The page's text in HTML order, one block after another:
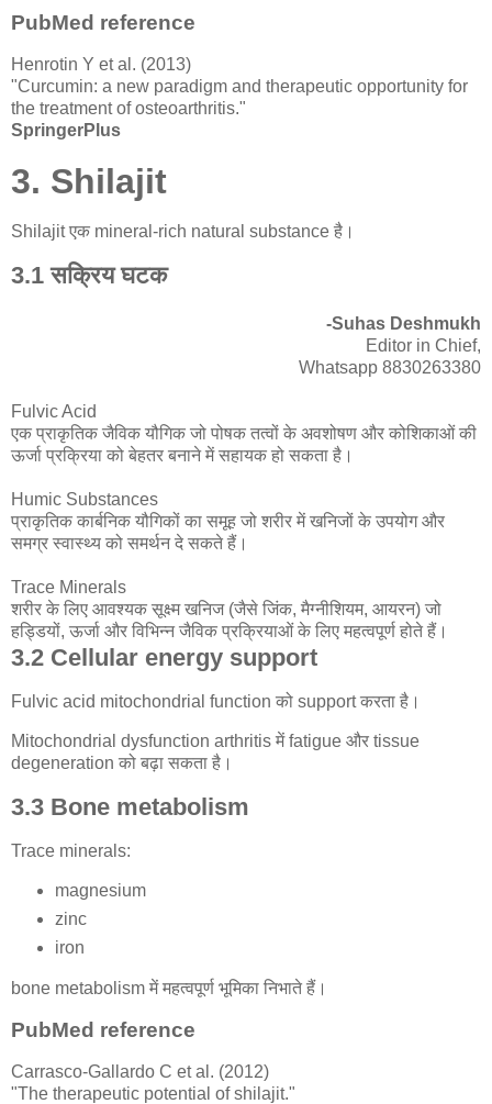
PubMed reference
Henrotin Y et al. (2013)
"Curcumin: a new paradigm and therapeutic opportunity for
the treatment of osteoarthritis."
SpringerPlus
3. Shilajit
Shilajit एक mineral-rich natural substance है।
3.1 सक्रिय घटक
-Suhas Deshmukh
Editor in Chief,
Whatsapp 8830263380
Fulvic Acid
एक प्राकृतिक जैविक यौगिक जो पोषक तत्वों के अवशोषण और कोशिकाओं की
ऊर्जा प्रक्रिया को बेहतर बनाने में सहायक हो सकता है।
Humic Substances
प्राकृतिक कार्बनिक यौगिकों का समूह जो शरीर में खनिजों के उपयोग और
समग्र स्वास्थ्य को समर्थन दे सकते हैं।
Trace Minerals
शरीर के लिए आवश्यक सूक्ष्म खनिज (जैसे जिंक, मैग्नीशियम, आयरन) जो
हड्डियों, ऊर्जा और विभिन्न जैविक प्रक्रियाओं के लिए महत्वपूर्ण होते हैं।
3.2 Cellular energy support
Fulvic acid mitochondrial function को support करता है।
Mitochondrial dysfunction arthritis में fatigue और tissue
degeneration को बढ़ा सकता है।
3.3 Bone metabolism
Trace minerals:
magnesium
zinc
iron
bone metabolism में महत्वपूर्ण भूमिका निभाते हैं।
PubMed reference
Carrasco-Gallardo C et al. (2012)
"The therapeutic potential of shilajit."